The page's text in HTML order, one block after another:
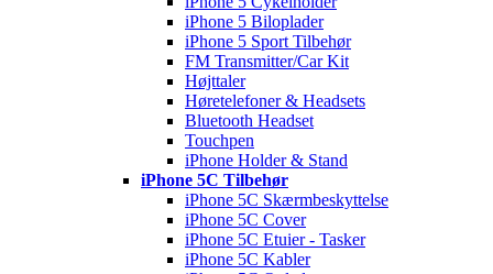
iPhone 5 Biloplader
iPhone 5 Sport Tilbehør
FM Transmitter/Car Kit
Højttaler
Høretelefoner & Headsets
Bluetooth Headset
Touchpen
iPhone Holder & Stand
iPhone 5C Tilbehør
iPhone 5C Skærmbeskyttelse
iPhone 5C Cover
iPhone 5C Etuier - Tasker
iPhone 5C Kabler